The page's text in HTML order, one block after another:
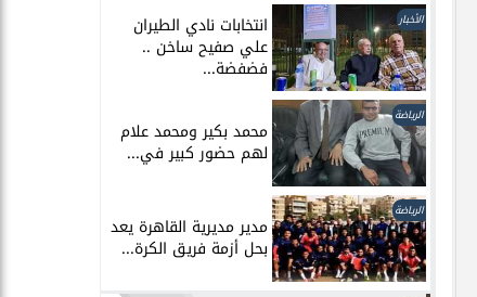
الأخبار انتخابات نادي الطيران
علي صفيح ساخن ..
فضفضة...
الرياضة
محمد بكير ومحمد علام
لهم حضور كبير في...
الرياضة
مدير مديرية القاهرة يعد
بحل أزمة فريق الكرة...